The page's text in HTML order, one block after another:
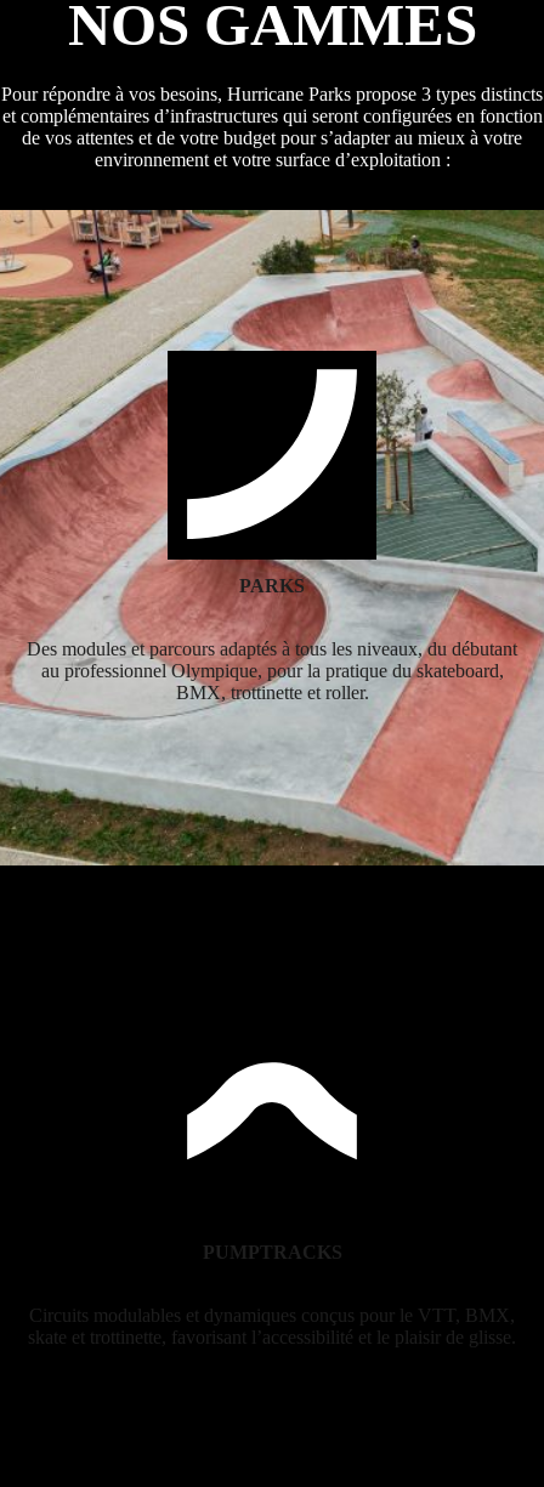
NOS GAMMES
Pour répondre à vos besoins, Hurricane Parks propose 3 types distincts
et complémentaires d’infrastructures qui seront configurées en fonction
de vos attentes et de votre budget pour s’adapter au mieux à votre
environnement et votre surface d’exploitation :
PARKS
Des modules et parcours adaptés à tous les niveaux, du débutant
au professionnel Olympique, pour la pratique du skateboard,
BMX, trottinette et roller.
PUMPTRACKS
Circuits modulables et dynamiques conçus pour le VTT, BMX,
skate et trottinette, favorisant l’accessibilité et le plaisir de glisse.